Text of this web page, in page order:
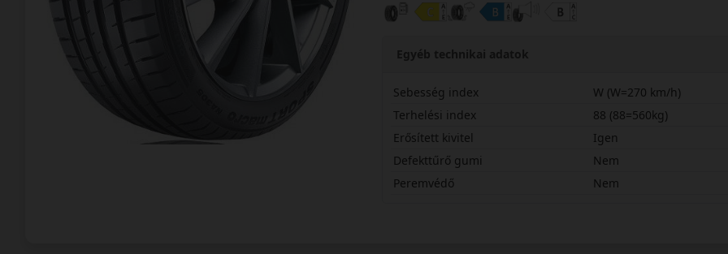
Egyéb technikai adatok
Sebesség index
W (W=270 km/h)
Terhelési index
88 (88=560kg)
Erősített kivitel
Igen
Defekttűrő gumi
Nem
Peremvédő
Nem